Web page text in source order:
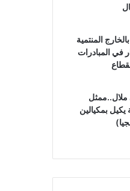
المنتمية
في المبادرات
ملال..ممثل
بمكيالين